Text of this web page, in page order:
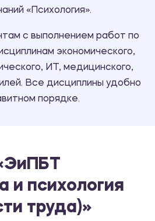
«Психология».
с выполнением работ по
экономического,
ИТ, медицинского,
Все дисциплины удобно
порядке.
и психология
труда)»